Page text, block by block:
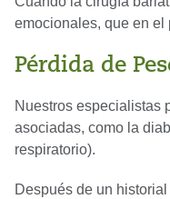
emocionales, que en el
Pérdida de
Nuestros especialistas
asociadas, como la
respiratorio).
Después de un